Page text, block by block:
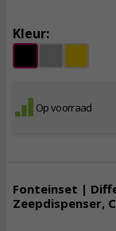
Kleur:
Op voorraad
Fonteinset |
Zeepdispenser,